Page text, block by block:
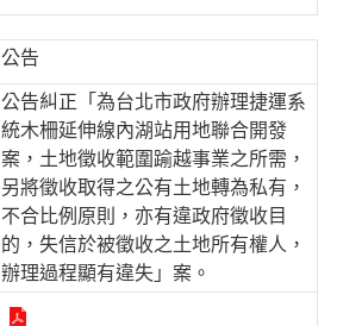
公告
公告糾正「為台北市政府辦理捷運系
統木柵延伸線內湖站用地聯合開發
案，土地徵收範圍踰越事業之所需，
另將徵收取得之公有土地轉為私有，
不合比例原則，亦有違政府徵收目
的，失信於被徵收之土地所有權人，
辦理過程顯有違失」案。